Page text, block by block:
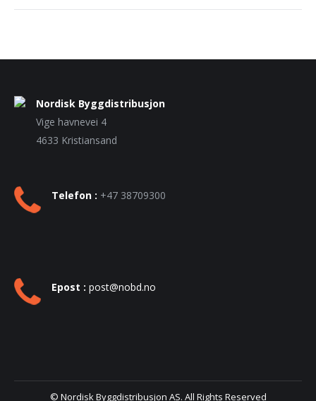
Nordisk Byggdistribusjon
Vige havnevei 4
4633 Kristiansand
Telefon : +47 38709300
Epost : post@nobd.no
© Nordisk Byggdistribusjon AS. All Rights Reserved